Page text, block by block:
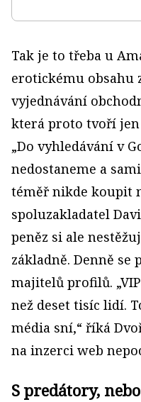
Tak je to třeba u
erotickému obsahu
vyjednávání
která proto tvoří
„Do vyhledávání v
nedostaneme a
téměř nikde koupit
spoluzakladatel
peněz si ale
základně. Denně se
majitelů profilů.
než deset tisíc lidí.
média sní,“ říká
na inzerci web
S predátory,